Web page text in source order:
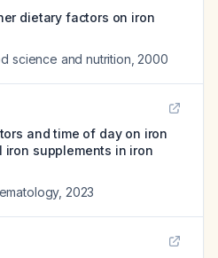
dietary factors on iron
science and nutrition 2000
and time of day on iron
iron supplements in iron
, 2023